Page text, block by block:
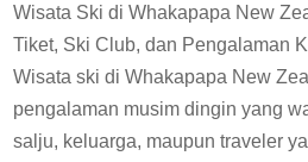
Wisata Ski di Whakapapa New
Tiket, Ski Club, dan Pengalaman
Wisata ski di Whakapapa New
pengalaman musim dingin yang
salju, keluarga, maupun traveler